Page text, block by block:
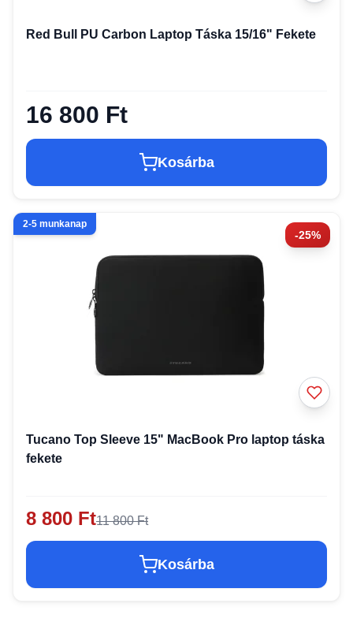
Red Bull PU Carbon Laptop Táska 15/16" Fekete
16 800 Ft
Kosárba
-25%
2-5 munkanap
Tucano Top Sleeve 15" MacBook Pro laptop táska
fekete
8 800 Ft11 800 Ft
Kosárba